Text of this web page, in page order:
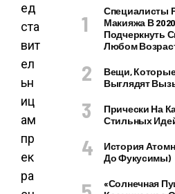
ед
ста
вит
ел
ьн
иц
ам
пр
ек
ра
Специалисты
Макияжа В
Подчеркнуть
Любом
Вещи,
Выглядят
Прически На
Стильных
История
До Фукусимы)
«Солнечная